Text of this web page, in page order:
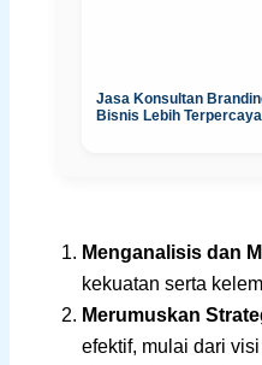
Jasa Konsultan
Bisnis Lebih
Menganalisis dan
kekuatan serta
Merumuskan
efektif, mulai dari